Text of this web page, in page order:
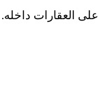
العقارات داخله.